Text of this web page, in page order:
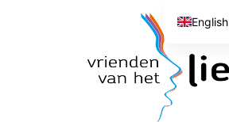
English